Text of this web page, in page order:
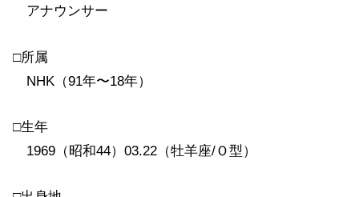
アナウンサー
□所属
NHK（91年〜18年）
□生年
1969（昭和44）03.22（牡羊座/Ｏ型）